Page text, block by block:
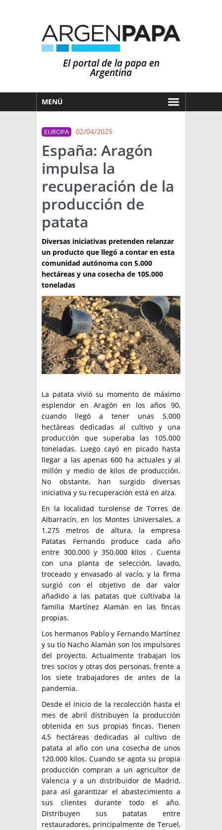
El portal de la papa en
Argentina
MENÚ
MERCADOS
NOTICIAS
EN ESPAÑOL
OTROS IDIOMAS
CLIMA
PRONÓSTICO
LLUVIAS
ARGENTINA
EL MUNDO
TÉCNICA
PRODUCCION
CLASIFICADOS
INTERES GENERAL
LA PAPA
RESOLUCIONES Y NORMATIVAS
ENLACES
ARGENPAPA
PUBLICIDAD
QUIENES SOMOS
CONTACTO
BUSCAR NOTICIAS
BUSCAR
EUROPA 02/04/2025
España: Aragón
impulsa la
recuperación de la
producción de
patata
Diversas iniciativas pretenden relanzar
un producto que llegó a contar en esta
comunidad autónoma con 5.000
hectáreas y una cosecha de 105.000
toneladas
La patata vivió su momento de máximo
esplendor en Aragón en los años 90,
cuando llegó a tener unas 5.000
hectáreas dedicadas al cultivo y una
producción que superaba las 105.000
toneladas. Luego cayó en picado hasta
llegar a las apenas 600 ha actuales y al
millón y medio de kilos de producción.
No obstante, han surgido diversas
iniciativa y su recuperación está en alza.
En la localidad turolense de Torres de
Albarracín, en los Montes Universales, a
1.275 metros de altura, la empresa
Patatas Fernando produce cada año
entre 300.000 y 350.000 kilos . Cuenta
con una planta de selección, lavado,
troceado y envasado al vacío, y la firma
surgió con el objetivo de dar valor
añadido a las patatas que cultivaba la
familia Martínez Alamán en las fincas
propias.
Los hermanos Pablo y Fernando Martínez
y su tío Nacho Alamán son los impulsores
del proyecto. Actualmente trabajan los
tres socios y otras dos personas, frente a
los siete trabajadores de antes de la
pandemia.
Desde el inicio de la recolección hasta el
mes de abril distribuyen la producción
obtenida en sus propias fincas. Tienen
4,5 hectáreas dedicadas al cultivo de
patata al año con una cosecha de unos
120.000 kilos. Cuando se agota su propia
producción compran a un agricultor de
Valencia y a un distribuidor de Madrid,
para así garantizar el abastecimiento a
sus clientes durante todo el año.
Distribuyen sus patatas entre
restauradores, principalmente de Teruel,